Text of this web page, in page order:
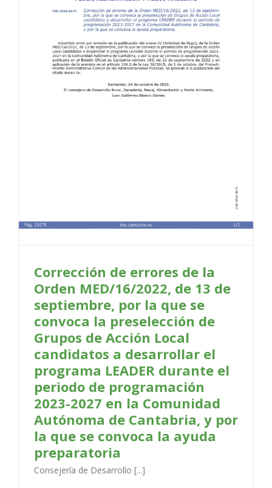
Corrección de errores de la
Orden MED/16/2022, de 13 de
septiembre, por la que se
convoca la preselección de
Grupos de Acción Local
candidatos a desarrollar el
programa LEADER durante el
periodo de programación
2023-2027 en la Comunidad
Autónoma de Cantabria, y por
la que se convoca la ayuda
preparatoria
Consejería de Desarrollo [...]